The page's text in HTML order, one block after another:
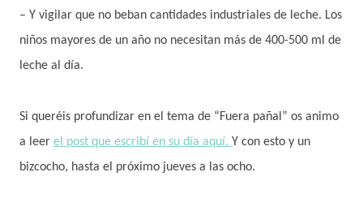
– Y vigilar que no beban cantidades industriales de leche. Los
niños mayores de un año no necesitan más de 400-500 ml de
leche al día.
Si queréis profundizar en el tema de “Fuera pañal” os animo
a leer el post que escribí en su día aquí. Y con esto y un
bizcocho, hasta el próximo jueves a las ocho.